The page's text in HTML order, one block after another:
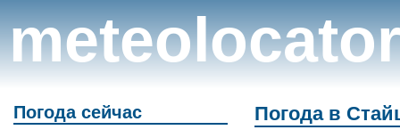
meteolocator
Погода сейчас Погода в